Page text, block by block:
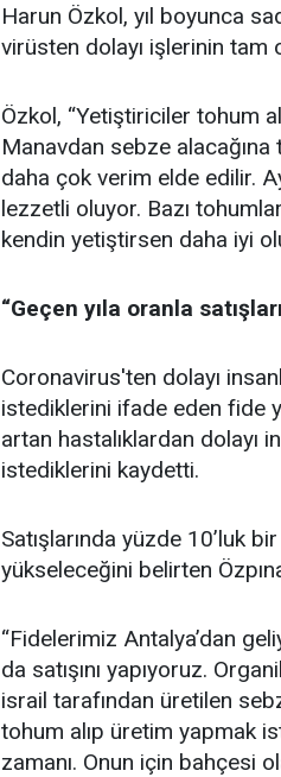
Harun Özkol, yıl boyunca
virüsten dolayı işlerinin tam
Özkol, “Yetiştiriciler tohum
Manavdan sebze
daha çok verim elde edilir.
lezzetli oluyor. Bazı
kendin yetiştirsen daha iyi
“Geçen yıla oranla
Coronavirus'ten dolayı
istediklerini ifade eden fide
artan hastalıklardan dolayı
istediklerini kaydetti.
Satışlarında yüzde 10’luk
yükseleceğini belirten
“Fidelerimiz Antalya’dan
da satışını yapıyoruz.
israil tarafından üretilen
tohum alıp üretim yapmak
zamanı. Onun için bahçesi